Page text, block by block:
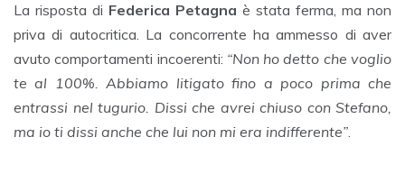
La risposta di Federica Petagna è stata ferma, ma non
priva di autocritica. La concorrente ha ammesso di aver
avuto comportamenti incoerenti: “Non ho detto che voglio
te al 100%. Abbiamo litigato fino a poco prima che
entrassi nel tugurio. Dissi che avrei chiuso con Stefano,
ma io ti dissi anche che lui non mi era indifferente”.